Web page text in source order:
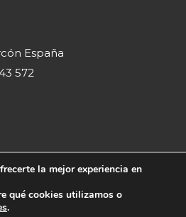
España
572
la mejor experiencia en
qué cookies utilizamos o
.